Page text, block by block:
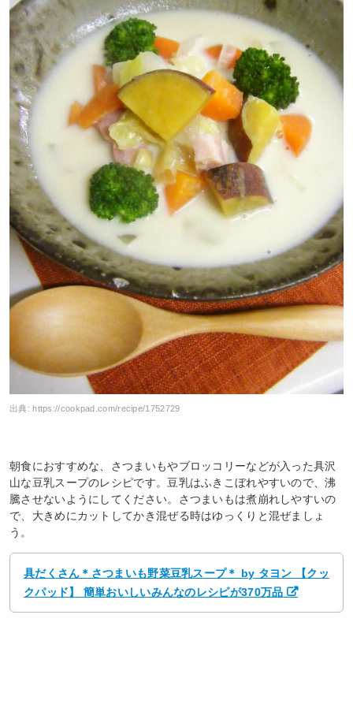
出典: https://cookpad.com/recipe/1752729
朝食におすすめな、さつまいもやブロッコリーなどが入った具沢
山な豆乳スープのレシピです。豆乳はふきこぼれやすいので、沸
騰させないようにしてください。さつまいもは煮崩れしやすいの
で、大きめにカットしてかき混ぜる時はゆっくりと混ぜましょ
う。
具だくさん＊さつまいも野菜豆乳スープ＊ by タヨン 【クッ
クパッド】 簡単おいしいみんなのレシピが370万品